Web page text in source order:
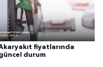
fiyatlarında
durum